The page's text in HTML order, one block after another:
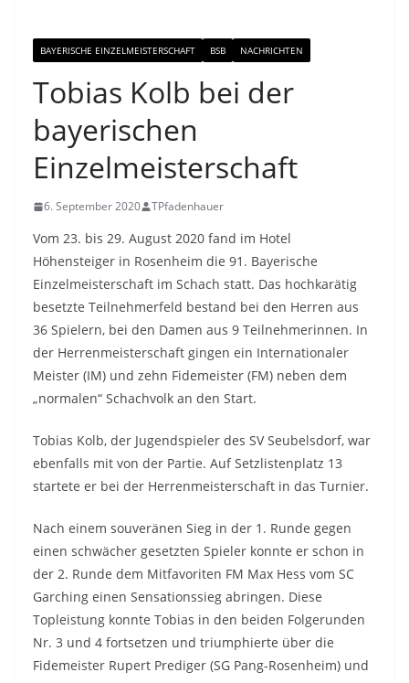
BAYERISCHE EINZELMEISTERSCHAFT BSB NACHRICHTEN
Tobias Kolb bei der
bayerischen
Einzelmeisterschaft
6. September 2020 TPfadenhauer
Vom 23. bis 29. August 2020 fand im Hotel
Höhensteiger in Rosenheim die 91. Bayerische
Einzelmeisterschaft im Schach statt. Das hochkarätig
besetzte Teilnehmerfeld bestand bei den Herren aus
36 Spielern, bei den Damen aus 9 Teilnehmerinnen. In
der Herrenmeisterschaft gingen ein Internationaler
Meister (IM) und zehn Fidemeister (FM) neben dem
„normalen“ Schachvolk an den Start.
Tobias Kolb, der Jugendspieler des SV Seubelsdorf, war
ebenfalls mit von der Partie. Auf Setzlistenplatz 13
startete er bei der Herrenmeisterschaft in das Turnier.
Nach einem souveränen Sieg in der 1. Runde gegen
einen schwächer gesetzten Spieler konnte er schon in
der 2. Runde dem Mitfavoriten FM Max Hess vom SC
Garching einen Sensationssieg abringen. Diese
Topleistung konnte Tobias in den beiden Folgerunden
Nr. 3 und 4 fortsetzen und triumphierte über die
Fidemeister Rupert Prediger (SG Pang-Rosenheim) und